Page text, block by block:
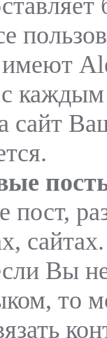
сайт
Вы
то